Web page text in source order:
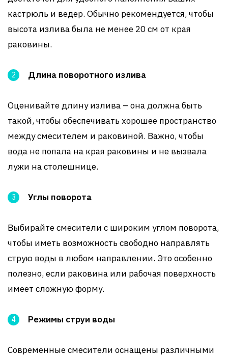
кастрюль и ведер. Обычно рекомендуется, чтобы
высота излива была не менее 20 см от края
раковины.
Длина поворотного излива
Оценивайте длину излива – она должна быть
такой, чтобы обеспечивать хорошее пространство
между смесителем и раковиной. Важно, чтобы
вода не попала на края раковины и не вызвала
лужи на столешнице.
Углы поворота
Выбирайте смесители с широким углом поворота,
чтобы иметь возможность свободно направлять
струю воды в любом направлении. Это особенно
полезно, если раковина или рабочая поверхность
имеет сложную форму.
Режимы струи воды
Современные смесители оснащены различными